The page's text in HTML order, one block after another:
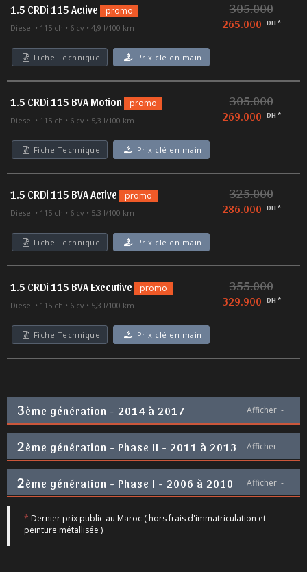
1.5 CRDi 115 Active promo
Diesel 115 ch 6 cv 4,9 l/100 km
305.000
265.000 DH *
Fiche Technique Prix clé en main
1.5 CRDi 115 BVA Motion promo
Diesel 115 ch 6 cv 5,3 l/100 km
305.000
269.000 DH *
Fiche Technique Prix clé en main
1.5 CRDi 115 BVA Active promo
Diesel 115 ch 6 cv 5,3 l/100 km
325.000
286.000 DH *
Fiche Technique Prix clé en main
1.5 CRDi 115 BVA Executive promo
Diesel 115 ch 6 cv 5,3 l/100 km
355.000
329.900 DH *
Fiche Technique Prix clé en main
3ème génération - 2014 à 2017 Afficher -
2ème génération - Phase II - 2011 à 2013 Afficher -
2ème génération - Phase I - 2006 à 2010 Afficher -
* Dernier prix public au Maroc ( hors frais d'immatriculation et
peinture métallisée )